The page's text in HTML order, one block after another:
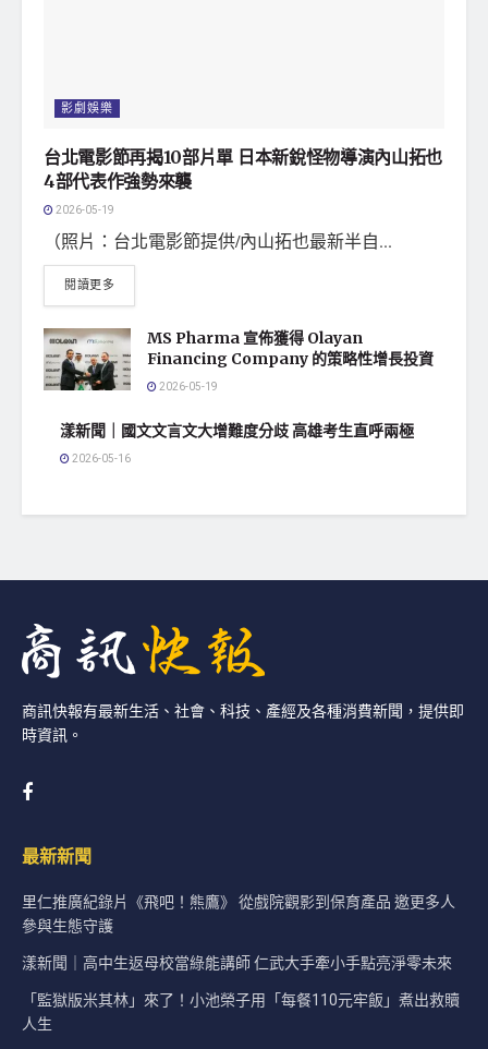
影劇娛樂
台北電影節再揭10部片單 日本新銳怪物導演內山拓也
4部代表作強勢來襲
2026-05-19
（照片：台北電影節提供/內山拓也最新半自...
閱讀更多
MS Pharma 宣佈獲得 Olayan
Financing Company 的策略性增長投資
2026-05-19
漾新聞｜國文文言文大增難度分歧 高雄考生直呼兩極
2026-05-16
商訊快報有最新生活、社會、科技、產經及各種消費新聞，提供即
時資訊。
最新新聞
里仁推廣紀錄片《飛吧！熊鷹》 從戲院觀影到保育產品 邀更多人
參與生態守護
漾新聞｜高中生返母校當綠能講師 仁武大手牽小手點亮淨零未來
「監獄版米其林」來了！小池榮子用「每餐110元牢飯」煮出救贖
人生